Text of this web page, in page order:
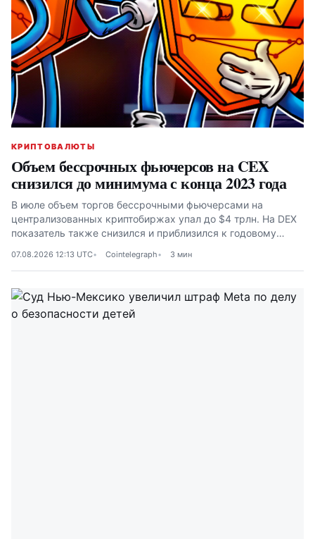
КРИПТОВАЛЮТЫ
Объем бессрочных фьючерсов на CEX
снизился до минимума с конца 2023 года
В июле объем торгов бессрочными фьючерсами на
централизованных криптобиржах упал до $4 трлн. На DEX
показатель также снизился и приблизился к годовому
07.08.2026 12:13 UTC Cointelegraph 3 мин